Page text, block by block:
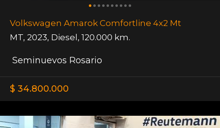
Volkswagen Amarok Comfortline 4x2 Mt
MT, 2023, Diesel, 120.000 km.
Seminuevos Rosario
$ 34.800.000